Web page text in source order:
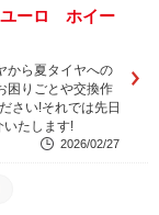
ーロ ホイー
から夏タイヤへの
困りごとや交換作
さい!それでは先日
いたします!
2026/02/27